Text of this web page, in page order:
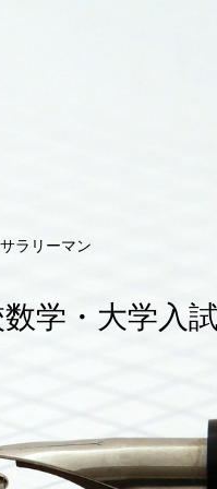
ラリーマン
学・大学入